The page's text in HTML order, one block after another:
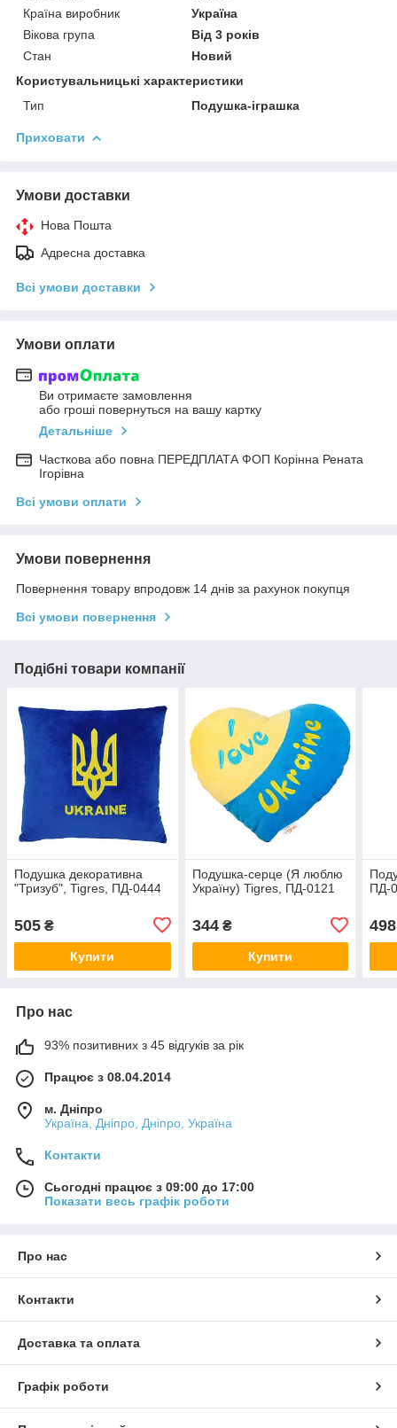
Країна виробник
Україна
Вікова група
Від 3 років
Стан
Новий
Користувальницькі характеристики
Тип
Подушка-іграшка
Приховати
Умови доставки
Нова Пошта
Адресна доставка
Всі умови доставки
Умови оплати
Ви отримаєте замовлення
або гроші повернуться на вашу картку
Детальніше
Часткова або повна ПЕРЕДПЛАТА ФОП Корінна Рената
Ігорівна
Всі умови оплати
Умови повернення
Повернення товару впродовж 14 днів за рахунок покупця
Всі умови повернення
Подібні товари компанії
Подушка декоративна
"Тризуб", Tigres, ПД-0444
505 ₴
Купити
Подушка-серце (Я люблю
Україну) Tigres, ПД-0121
344₴
Купити
ПД-
498
Про нас
93% позитивних з 45 відгуків за рік
Працює з 08.04.2014
м. Дніпро
Україна, Дніпро, Дніпро, Україна
Контакти
Сьогодні працює з 09:00 до 17:00
Показати весь графік роботи
Про нас
Контакти
Доставка та оплата
Графік роботи